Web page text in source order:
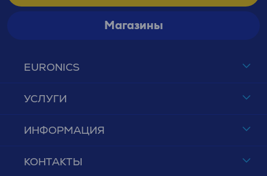
EURONICS
УСЛУГИ
ИНФОРМАЦИЯ
КОНТАКТЫ
Магазины